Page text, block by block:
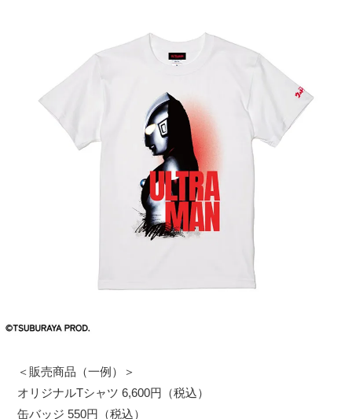
＜販売商品（一例）＞
オリジナルTシャツ 6,600円（税込）
缶バッジ 550円（税込）